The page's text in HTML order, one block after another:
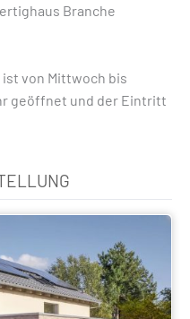
Branche
von Mittwoch bis
geöffnet und der Eintritt